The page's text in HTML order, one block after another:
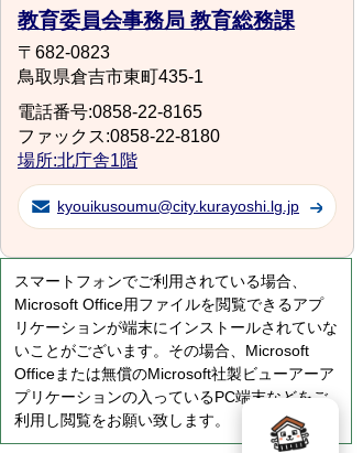
教育委員会事務局 教育総務課
〒682-0823
鳥取県倉吉市東町435-1
電話番号:0858-22-8165
ファックス:0858-22-8180
場所:北庁舎1階
kyouikusoumu@city.kurayoshi.lg.jp
スマートフォンでご利用されている場合、
Microsoft Office用ファイルを閲覧できるアプ
リケーションが端末にインストールされていな
いことがございます。その場合、Microsoft
Officeまたは無償のMicrosoft社製ビューアーア
プリケーションの入っているPC端末などをご
利用し閲覧をお願い致します。